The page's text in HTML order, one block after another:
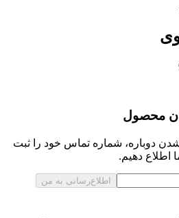
محصول
دوباره، شماره تماس خود را ثبت
اطلاع دهیم.
اطلاع‌رسانی به من